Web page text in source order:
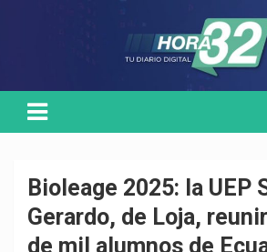
Bioleage 2025: la UEP
Gerardo, de Loja,
de mil alumnos de